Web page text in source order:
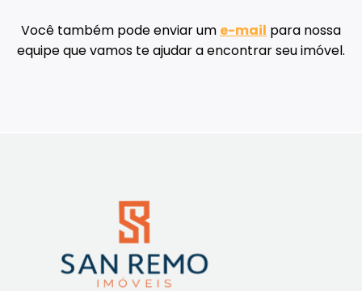
Você também pode enviar um e-mail para nossa
equipe que vamos te ajudar a encontrar seu imóvel.